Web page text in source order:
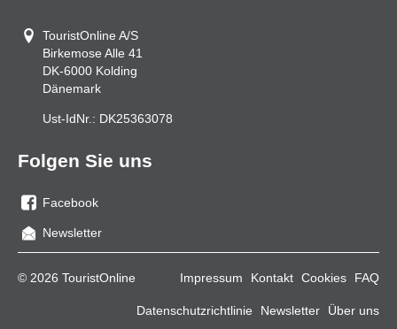
TouristOnline A/S
Birkemose Alle 41
DK-6000 Kolding
Dänemark
Ust-IdNr.: DK25363078
Folgen Sie uns
Sie
uns
Facebook
Newsletter
© 2026 TouristOnline Impressum Kontakt Cookies FAQ
Datenschutzrichtlinie Newsletter Über uns